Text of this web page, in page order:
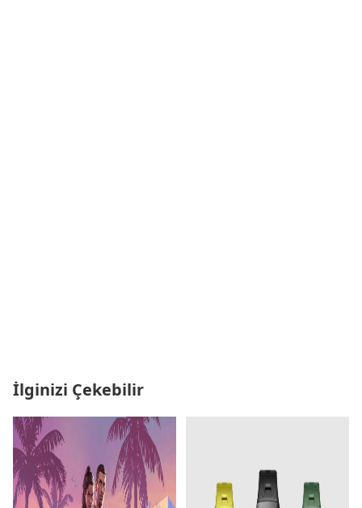
İlginizi Çekebilir